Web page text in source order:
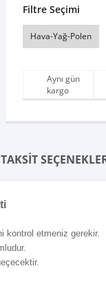
Filtre Seçimi
Hava-Yağ-Polen
Aynı gün
kargo
TAKSİT
kontrol etmeniz gerekir.